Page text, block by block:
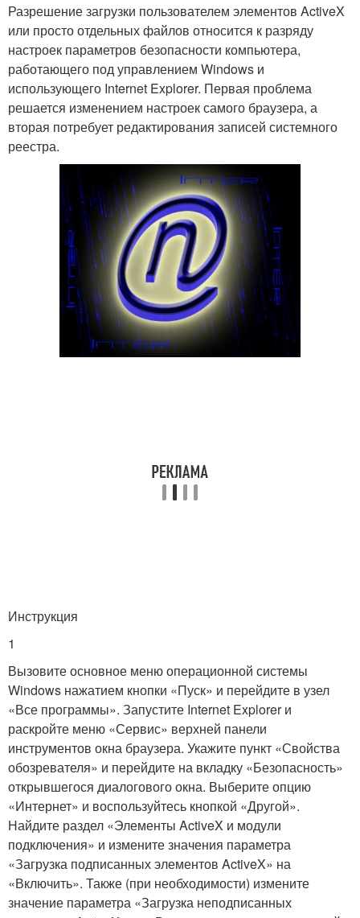
Разрешение загрузки пользователем элементов ActiveX
или просто отдельных файлов относится к разряду
настроек параметров безопасности компьютера,
работающего под управлением Windows и
использующего Internet Explorer. Первая проблема
решается изменением настроек самого браузера, а
вторая потребует редактирования записей системного
реестра.
Инструкция
1
Вызовите основное меню операционной системы
Windows нажатием кнопки «Пуск» и перейдите в узел
«Все программы». Запустите Internet Explorer и
раскройте меню «Сервис» верхней панели
инструментов окна браузера. Укажите пункт «Свойства
обозревателя» и перейдите на вкладку «Безопасность»
открывшегося диалогового окна. Выберите опцию
«Интернет» и воспользуйтесь кнопкой «Другой».
Найдите раздел «Элементы ActiveX и модули
подключения» и измените значения параметра
«Загрузка подписанных элементов ActiveX» на
«Включить». Также (при необходимости) измените
значение параметра «Загрузка неподписанных